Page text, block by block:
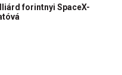
forintnyi SpaceX-